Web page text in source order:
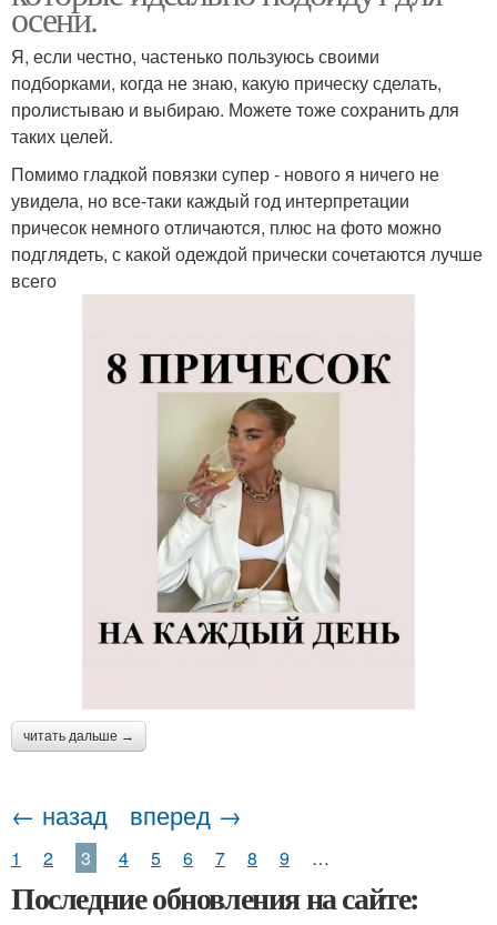
осени.
Я, если честно, частенько пользуюсь своими
подборками, когда не знаю, какую прическу сделать,
пролистываю и выбираю. Можете тоже сохранить для
таких целей.
Помимо гладкой повязки супер - нового я ничего не
увидела, но все-таки каждый год интерпретации
причесок немного отличаются, плюс на фото можно
подглядеть, с какой одеждой прически сочетаются лучше
всего
читать дальше →
← назад вперед →
1 2 3 4 5 6 7 8 9 …
Последние обновления на сайте: